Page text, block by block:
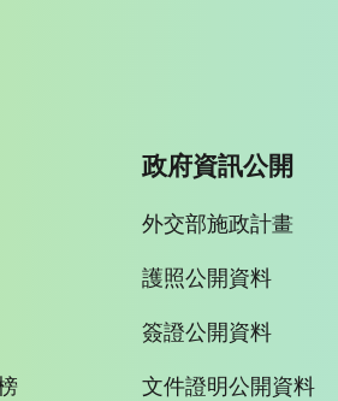
政府資訊公開
外交部施政計畫
護照公開資料
簽證公開資料
文件證明公開資料